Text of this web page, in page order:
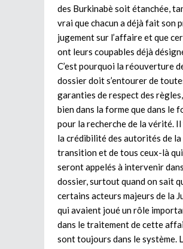
des Burkinabè soit étanchée,
vrai que chacun a déjà fait son
jugement sur l’affaire et que
ont leurs coupables déjà
C’est pourquoi la réouverture
dossier doit s’entourer de
garanties de respect des
bien dans la forme que dans le
pour la recherche de la vérité. Il
la crédibilité des autorités de la
transition et de tous ceux-là qui
seront appelés à intervenir
dossier, surtout quand on sait
certains acteurs majeurs de la
qui avaient joué un rôle
dans le traitement de cette
sont toujours dans le système.